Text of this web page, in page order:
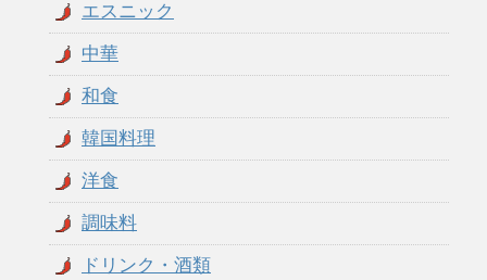
エスニック
中華
和食
韓国料理
洋食
調味料
ドリンク・酒類